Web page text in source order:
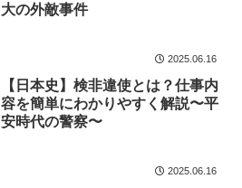
大の外敵事件
2025.06.16
【日本史】検非違使とは？仕事内
容を簡単にわかりやすく解説〜平
安時代の警察〜
2025.06.16